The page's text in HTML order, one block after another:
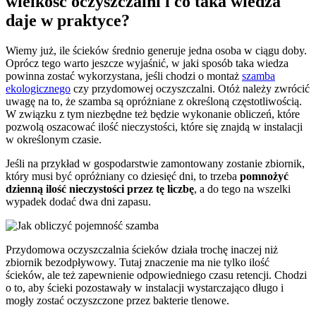
daje w praktyce?
Wiemy już, ile ścieków średnio generuje jedna osoba w ciągu doby.
Oprócz tego warto jeszcze wyjaśnić, w jaki sposób taka wiedza
powinna zostać wykorzystana, jeśli chodzi o montaż szamba
ekologicznego czy przydomowej oczyszczalni. Otóż należy zwrócić
uwagę na to, że szamba są opróżniane z określoną częstotliwością.
W związku z tym niezbędne też będzie wykonanie obliczeń, które
pozwolą oszacować ilość nieczystości, które się znajdą w instalacji
w określonym czasie.
Jeśli na przykład w gospodarstwie zamontowany zostanie zbiornik,
który musi być opróżniany co dziesięć dni, to trzeba pomnożyć
dzienną ilość nieczystości przez tę liczbę, a do tego na wszelki
wypadek dodać dwa dni zapasu.
Przydomowa oczyszczalnia ścieków działa trochę inaczej niż
zbiornik bezodpływowy. Tutaj znaczenie ma nie tylko ilość
ścieków, ale też zapewnienie odpowiedniego czasu retencji. Chodzi
o to, aby ścieki pozostawały w instalacji wystarczająco długo i
mogły zostać oczyszczone przez bakterie tlenowe.